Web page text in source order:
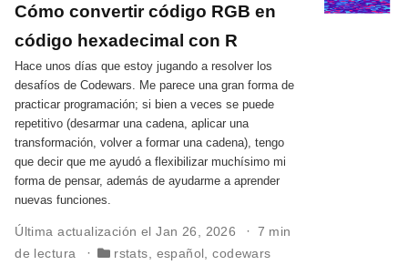
Cómo convertir código RGB en
código hexadecimal con R
Hace unos días que estoy jugando a resolver los
desafíos de Codewars. Me parece una gran forma de
practicar programación; si bien a veces se puede
repetitivo (desarmar una cadena, aplicar una
transformación, volver a formar una cadena), tengo
que decir que me ayudó a flexibilizar muchísimo mi
forma de pensar, además de ayudarme a aprender
nuevas funciones.
Última actualización el Jan 26, 2026
7 min
de lectura
rstats español ,codewars